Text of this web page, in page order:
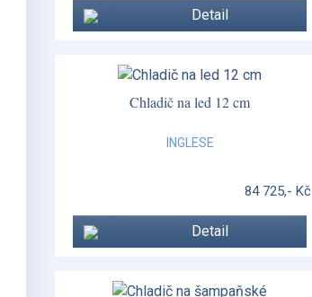
Detail
Chladič na led 12 cm
INGLESE
84 725,- Kč
Detail